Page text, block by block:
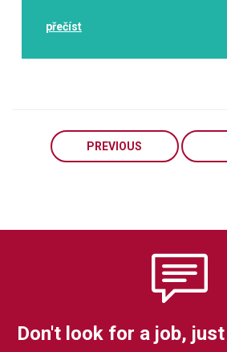
přečíst
PREVIOUS
Don't look for a job,